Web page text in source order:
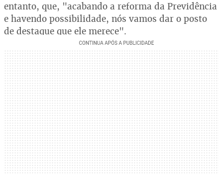
entanto, que, "acabando a reforma da Previdência
e havendo possibilidade, nós vamos dar o posto
de destaque que ele merece".